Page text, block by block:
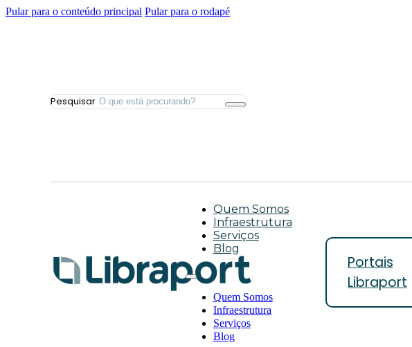
Pular para o conteúdo principal Pular para o rodapé
Pesquisar
Quem Somos
Infraestrutura
Serviços
Blog
Quem Somos
Infraestrutura
Serviços
Blog
Portais
Libraport